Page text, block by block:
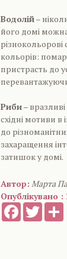
Водолій–
його домі
кольорів:
пристрасть до
Риби–
східні мотиви в
до
захаращення
затишок у домі.
Автор: Марта
Опублікувано
FacebookTwitter